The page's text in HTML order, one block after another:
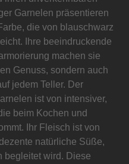
Garnelen präsentieren
die von blauschwarz
Ihre beeindruckende
machen sie
Genuss, sondern auch
jedem Teller. Der
ist von intensiver,
beim Kochen und
Ihr Fleisch ist von
natürliche Süße,
begleitet wird. Diese